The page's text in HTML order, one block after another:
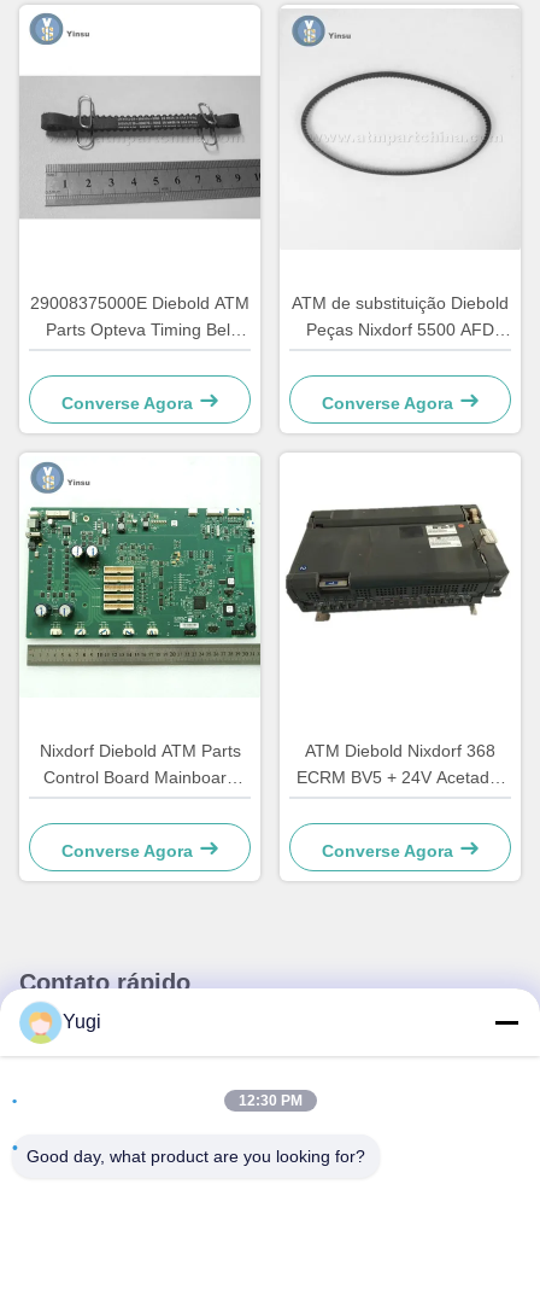
29008375000E Diebold ATM
Parts Opteva Timing Belt
Cinturão de transporte 67T
Converse Agora
ATM de substituição Diebold
Peças Nixdorf 5500 AFD
445T Cinturão de transporte
2900837500AH
Converse Agora
Nixdorf Diebold ATM Parts
Control Board Mainboard
CCA Discovery
49242480000B
Converse Agora
ATM Diebold Nixdorf 368
ECRM BV5 + 24V Acetador
de contas Validador de
peças 49238415000A
Converse Agora
Contato rápido
Endereço
EastRoad, Shunjiang Community Industrial Park, Beijiao
Yugi
12:30 PM
Good day, what product are you looking for?